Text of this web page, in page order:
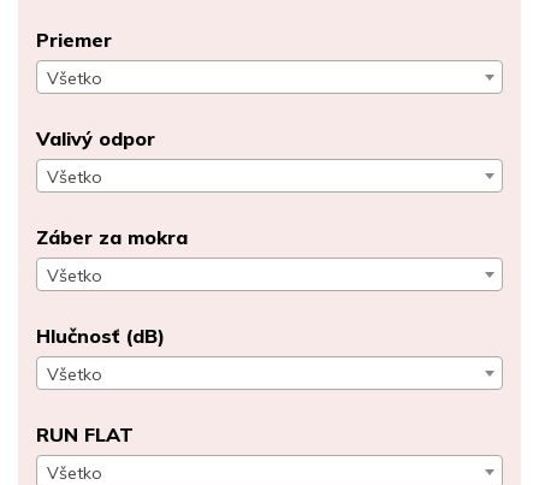
Priemer
Všetko
Valivý odpor
Všetko
Záber za mokra
Všetko
Hlučnosť (dB)
Všetko
RUN FLAT
Všetko